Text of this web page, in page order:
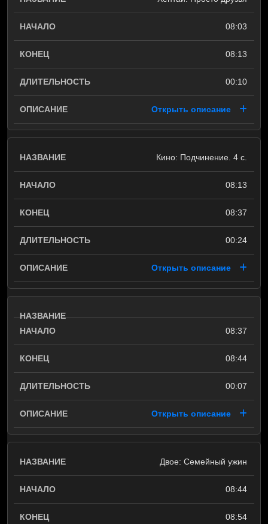
08:03
08:13
00:10
Открыть описание
Кино: Подчинение. 4 с.
08:13
08:37
00:24
Открыть описание
08:37
08:44
00:07
Открыть описание
Двое: Семейный ужин
08:44
08:54